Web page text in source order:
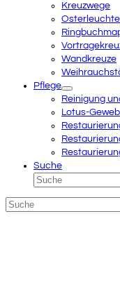
Kreuzwege
Wandkreuze
Pflege
Reinigung
Lotus-
Suche
Suche
Suche